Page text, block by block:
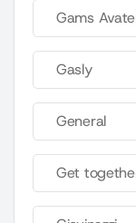
Gams
Gasly
General
Get